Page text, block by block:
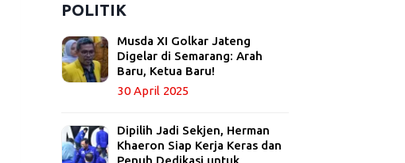
POLITIK
Musda XI Golkar Jateng
Digelar di Semarang: Arah
Baru, Ketua Baru!
30 April 2025
Dipilih Jadi Sekjen, Herman
Khaeron Siap Kerja Keras dan